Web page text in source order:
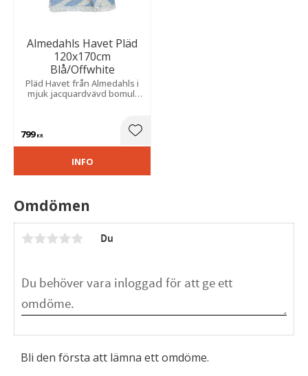
Omdömen
Du
Bli den första att lämna ett omdöme.
Almedahls Havet Pläd
120x170cm
Blå/Offwhite
​Pläd Havet från Almedahls i
mjuk jacquardvävd bomull
799KR Lägg till i favoriter
INFO